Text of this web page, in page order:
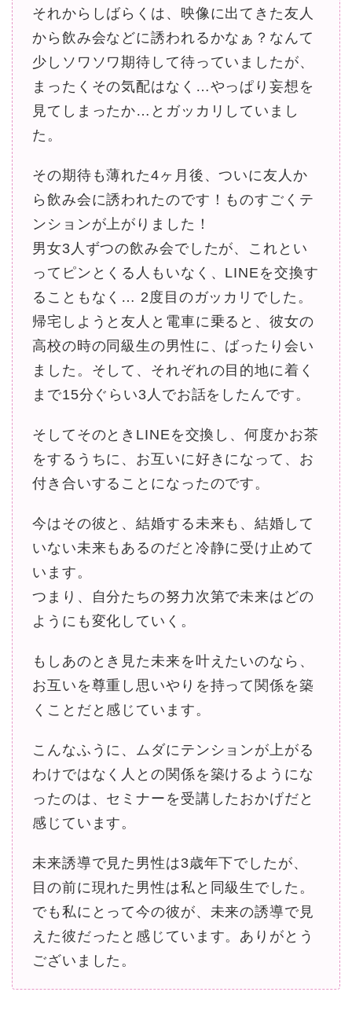
それからしばらくは、映像に出てきた友人
から飲み会などに誘われるかなぁ？なんて
少しソワソワ期待して待っていましたが、
まったくその気配はなく…やっぱり妄想を
見てしまったか…とガッカリしていまし
た。
その期待も薄れた4ヶ月後、ついに友人か
ら飲み会に誘われたのです！ものすごくテ
ンションが上がりました！
男女3人ずつの飲み会でしたが、これとい
ってピンとくる人もいなく、LINEを交換す
ることもなく… 2度目のガッカリでした。
帰宅しようと友人と電車に乗ると、彼女の
高校の時の同級生の男性に、ばったり会い
ました。そして、それぞれの目的地に着く
まで15分ぐらい3人でお話をしたんです。
そしてそのときLINEを交換し、何度かお茶
をするうちに、お互いに好きになって、お
付き合いすることになったのです。
今はその彼と、結婚する未来も、結婚して
いない未来もあるのだと冷静に受け止めて
います。
つまり、自分たちの努力次第で未来はどの
ようにも変化していく。
もしあのとき見た未来を叶えたいのなら、
お互いを尊重し思いやりを持って関係を築
くことだと感じています。
こんなふうに、ムダにテンションが上がる
わけではなく人との関係を築けるようにな
ったのは、セミナーを受講したおかげだと
感じています。
未来誘導で見た男性は3歳年下でしたが、
目の前に現れた男性は私と同級生でした。
でも私にとって今の彼が、未来の誘導で見
えた彼だったと感じています。ありがとう
ございました。